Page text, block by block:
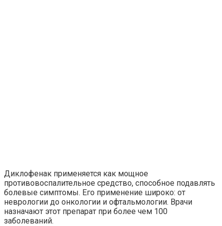
Диклофенак применяется как мощное
противовоспалительное средство, способное подавлять
болевые симптомы. Его применение широко: от
неврологии до онкологии и офтальмологии. Врачи
назначают этот препарат при более чем 100
заболеваний.